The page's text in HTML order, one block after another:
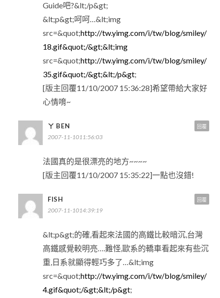
Guide吧?&lt;/p&gt;
&lt;p&gt;呵呵…&lt;img
src=&quot;http://tw.yimg.com/i/tw/blog/smiley/
18.gif&quot;/&gt;&lt;img
src=&quot;http://tw.yimg.com/i/tw/blog/smiley/
35.gif&quot;/&gt;&lt;/p&gt;
[版主回覆11/10/2007 15:36:28]希望帶給大家好
心情唷~
ㄚ BEN
2007-11-1011:56:03
法國真的是很漂亮的地方~~~~
[版主回覆11/10/2007 15:35:22]一點也沒錯!
回覆
FISH
2007-11-1014:39:19
&lt;p&gt;的確,看起來法國的高鐵比較暗沉,台灣
高鐵感覺較明亮….難怪,歐系的轎車看起來有些沉
重,日系就顯得輕巧多了…&lt;img
src=&quot;http://tw.yimg.com/i/tw/blog/smiley/
4.gif&quot;/&gt;&lt;/p&gt;
回覆